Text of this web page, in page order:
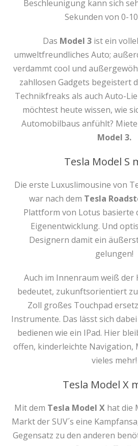
Beschleunigung kann sich
Sekunden von 0-
Das Model 3ist ein
umweltfreundliches Auto;
verdammt cool und
zahllosen Gadgets begeistert
Technikfreaks als auch Auto-
möchtest heute wissen, wie
Automobilbaus anfühlt?
Model 3.
Tesla Model S
Die erste Luxuslimousine von
war nach dem Tesla
Plattform von Lotus basierte
Eigenentwicklung. Und
Designern damit ein
gelungen!
Auch im Innenraum weiß der
bedeutet, zukunftsorientiert
Zoll großes Touchpad
Instrumente. Das lässt sich
bedienen wie ein IPad. Hier
offen, kinderleichte Navigation,
vieles mehr!
Tesla Model X
Mit dem Tesla Model X hat die
Markt der SUV´s eine
Gegensatz zu den anderen